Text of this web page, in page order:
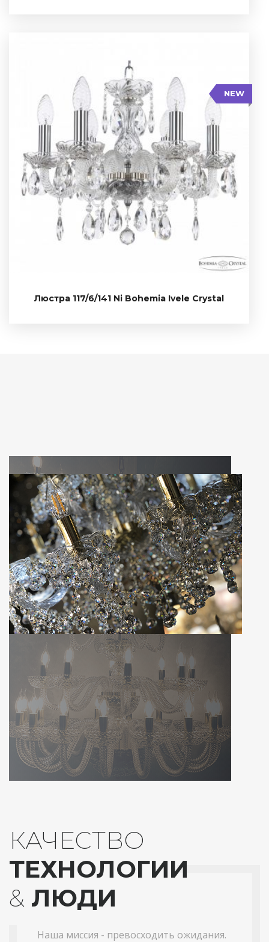
Люстра 117/6/141 Ni Bohemia Ivele Crystal
NEW
NEW
117/6/141 Ni
Тип: Стеклянный рожок
Цвет арматуры: Никель/
Кол-во ламп: 6
Диаметр: 43 см
Высота: 32 см
КАЧЕСТВО
ТЕХНОЛОГИИ
& ЛЮДИ
Наша миссия - превосходить ожидания.